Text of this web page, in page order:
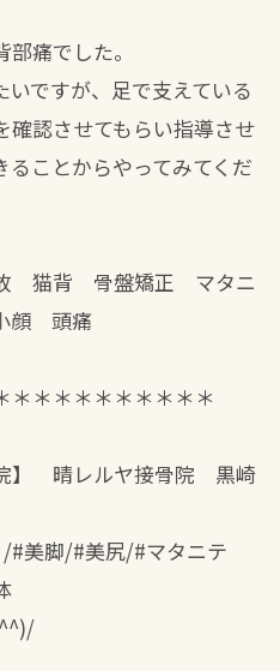
痛でした。
ですが、足で支えている
確認させてもらい指導させ
ことからやってみてくだ
猫背 骨盤矯正 マタニ
顔 頭痛
＊＊＊＊＊＊＊＊＊＊
院】 晴レルヤ接骨院 黒崎
#美脚/#美尻/#マタニテ